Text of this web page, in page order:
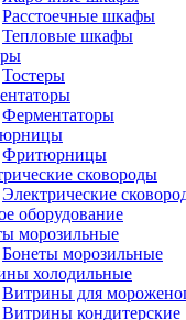
Расстоечные шкафы
Тепловые шкафы
Тостеры
Ферментаторы
Фритюрницы
сковороды
Электрические
оборудование
морозильные
Бонеты морозильные
холодильные
Витрины для
Витрины кондитерские